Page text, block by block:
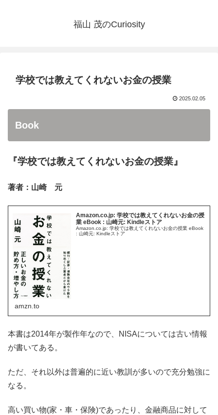
福山 茂のCuriosity
学校では教えてくれないお金の授業
2025.02.05
Book
『学校では教えてくれないお金の授業』
著者：山崎 元
Amazon.co.jp: 学校では教えてくれないお金の授
業 eBook : 山崎元: Kindleストア
Amazon.co.jp: 学校では教えてくれないお金の授業 eBook
: 山崎元: Kindleストア
amzn.to
本書は2014年が製作年なので、NISAについては古い情報
が書いてある。
ただ、それ以外は普遍的に近い教訓が多いので充分勉強に
なる。
高い買い物(家・車・保険)であったり、金融商品に対して